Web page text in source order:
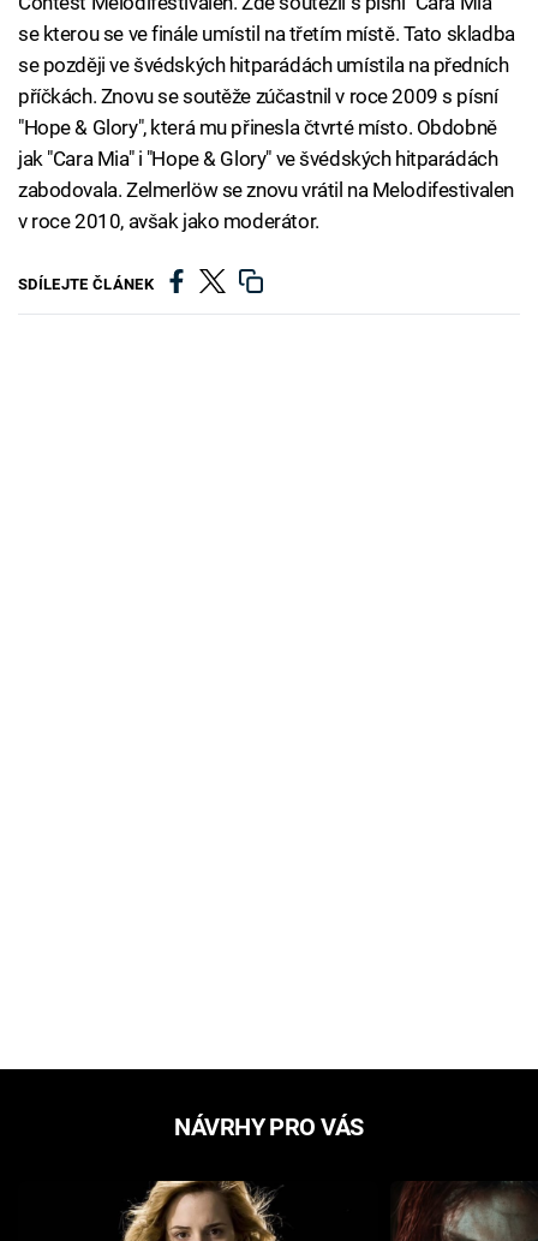
se kterou se ve finále umístil na třetím místě. Tato skladba
se později ve švédských hitparádách umístila na předních
příčkách. Znovu se soutěže zúčastnil v roce 2009 s písní
"Hope & Glory", která mu přinesla čtvrté místo. Obdobně
jak "Cara Mia" i "Hope & Glory" ve švédských hitparádách
zabodovala. Zelmerlöw se znovu vrátil na Melodifestivalen
v roce 2010, avšak jako moderátor.
SDÍLEJTE ČLÁNEK
NÁVRHY PRO VÁS